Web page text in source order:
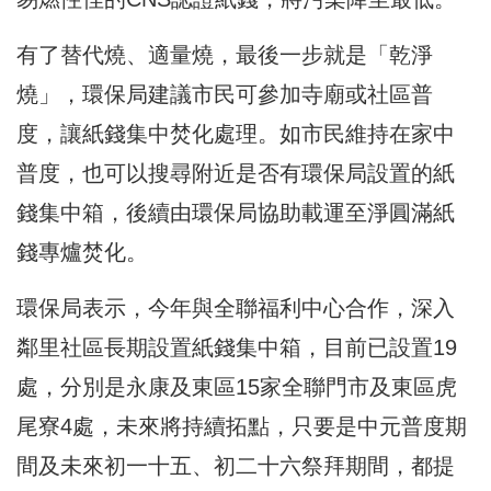
有了替代燒、適量燒，最後一步就是「乾淨
燒」，環保局建議市民可參加寺廟或社區普
度，讓紙錢集中焚化處理。如市民維持在家中
普度，也可以搜尋附近是否有環保局設置的紙
錢集中箱，後續由環保局協助載運至淨圓滿紙
錢專爐焚化。
環保局表示，今年與全聯福利中心合作，深入
鄰里社區長期設置紙錢集中箱，目前已設置19
處，分別是永康及東區15家全聯門市及東區虎
尾寮4處，未來將持續拓點，只要是中元普度期
間及未來初一十五、初二十六祭拜期間，都提